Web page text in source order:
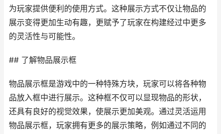
为玩家提供便利的使用方式。这种展示方式不仅让物品的
展示变得更加生动有趣，更赋予了玩家在构建经过中更多
的灵活性与可能性。
## 了解物品展示框
物品展示框是游戏中的一种特殊方块，玩家可以将各种物
品放入框中进行展示。这种框不仅可以显现物品的形状，
还具有良好的视觉效果，使展示更加美观。通过灵活运用
物品展示框，玩家拥有更多的展示策略，例如通过不同的